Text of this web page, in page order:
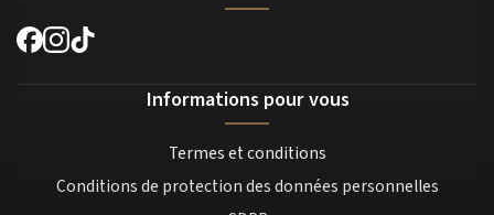
Informations pour vous
Termes et conditions
Conditions de protection des données personnelles